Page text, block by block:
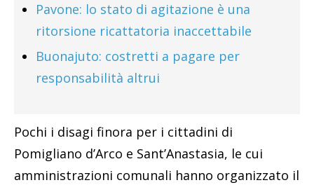
Pavone: lo stato di agitazione è una
ritorsione ricattatoria inaccettabile
Buonajuto: costretti a pagare per
responsabilità altrui
Pochi i disagi finora per i cittadini di
Pomigliano d’Arco e Sant’Anastasia, le cui
amministrazioni comunali hanno organizzato il